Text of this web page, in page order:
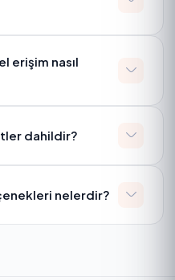
erişim nasıl
dahildir?
nelerdir?